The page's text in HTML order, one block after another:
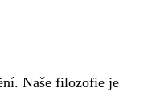
Naše filozofie je